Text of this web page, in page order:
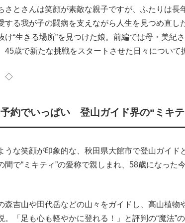
さとさんは笑顔が素敵な親子ですが、ふたりは長
する我が子の闘病を支えながら人生を見つめ直
け“生きる場所”を見つけた娘。前編では母・美紀
45歳で新たな挑戦をスタートさせた日々について
◇
約でいっぱい 登山ガイド界の“ミキ
な笑顔が印象的な、秋田県大館市で登山ガイド
間で“ミキティ”の愛称で親しまれ、58歳になった
吉山や田代岳などの山々をガイドし、高山植物
。「足も心も軽やかに登れる！」と評判の“魔法”